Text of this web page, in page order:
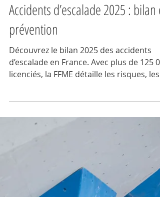
Sécurité
Accidents d’escalade 2025 : bilan et
prévention
Découvrez le bilan 2025 des accidents
licenciés, la FFME détaille les risques, les
prévention pour grimpeurs en salle ou
extérieur. Chiffres clés, incidents
marquants et recommandations pour
pratiquer l’escalade en toute sécurité.